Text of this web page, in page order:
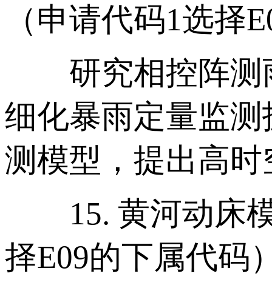
（申请代码1选择
研究相控阵测
细化暴雨定量监
测模型，提出高
15. 黄河动床模
择E09的下属代码